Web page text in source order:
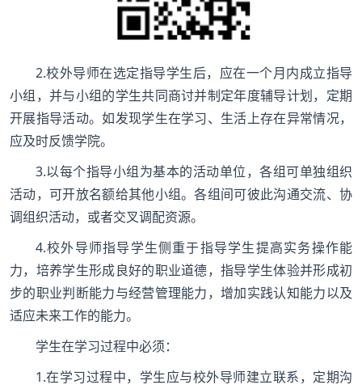
2.校外导师在选定指导学生后，应在一个月内成立指导
小组，并与小组的学生共同商讨并制定年度辅导计划，定期
开展指导活动。如发现学生在学习、生活上存在异常情况，
应及时反馈学院。
3.以每个指导小组为基本的活动单位，各组可单独组织
活动，可开放名额给其他小组。各组间可彼此沟通交流、协
调组织活动，或者交叉调配资源。
4.校外导师指导学生侧重于指导学生提高实务操作能
力，培养学生形成良好的职业道德，指导学生体验并形成初
步的职业判断能力与经营管理能力，增加实践认知能力以及
适应未来工作的能力。
学生在学习过程中必须：
1.在学习过程中，学生应与校外导师建立联系，定期沟